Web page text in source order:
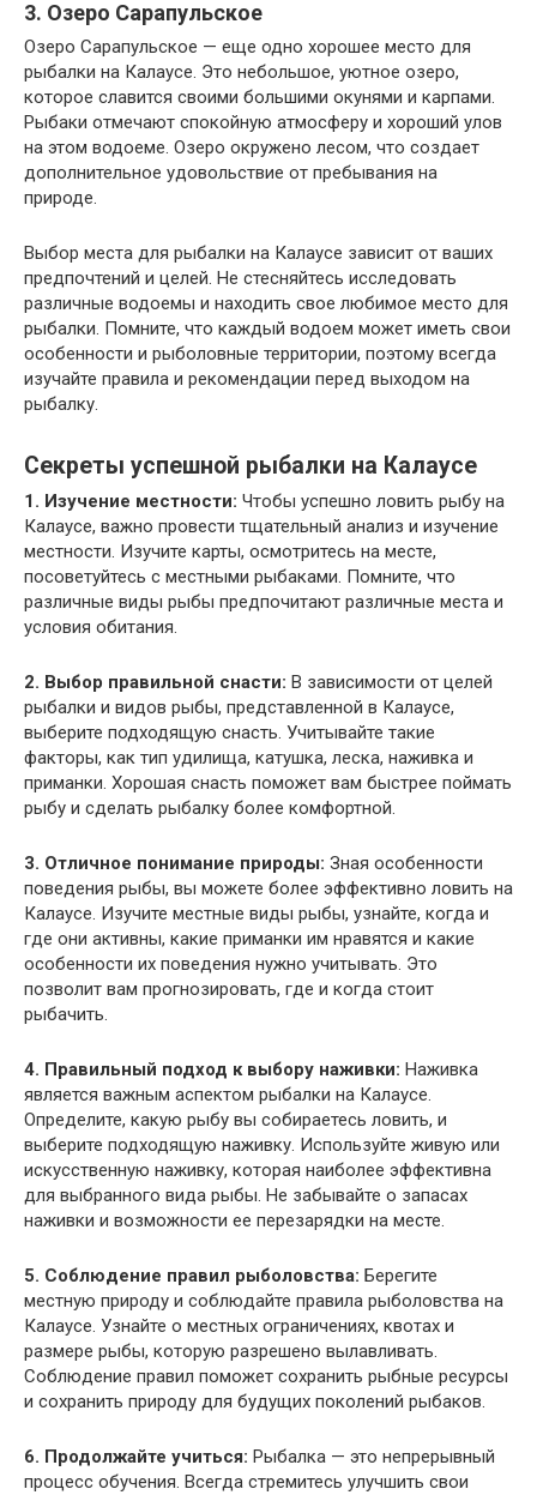
3. Озеро Сарапульское
Озеро Сарапульское — еще одно хорошее место для
рыбалки на Калаусе. Это небольшое, уютное озеро,
которое славится своими большими окунями и карпами.
Рыбаки отмечают спокойную атмосферу и хороший улов
на этом водоеме. Озеро окружено лесом, что создает
дополнительное удовольствие от пребывания на
природе.
Выбор места для рыбалки на Калаусе зависит от ваших
предпочтений и целей. Не стесняйтесь исследовать
различные водоемы и находить свое любимое место для
рыбалки. Помните, что каждый водоем может иметь свои
особенности и рыболовные территории, поэтому всегда
изучайте правила и рекомендации перед выходом на
рыбалку.
Секреты успешной рыбалки на Калаусе
1. Изучение местности: Чтобы успешно ловить рыбу на
Калаусе, важно провести тщательный анализ и изучение
местности. Изучите карты, осмотритесь на месте,
посоветуйтесь с местными рыбаками. Помните, что
различные виды рыбы предпочитают различные места и
условия обитания.
2. Выбор правильной снасти: В зависимости от целей
рыбалки и видов рыбы, представленной в Калаусе,
выберите подходящую снасть. Учитывайте такие
факторы, как тип удилища, катушка, леска, наживка и
приманки. Хорошая снасть поможет вам быстрее поймать
рыбу и сделать рыбалку более комфортной.
3. Отличное понимание природы: Зная особенности
поведения рыбы, вы можете более эффективно ловить на
Калаусе. Изучите местные виды рыбы, узнайте, когда и
где они активны, какие приманки им нравятся и какие
особенности их поведения нужно учитывать. Это
позволит вам прогнозировать, где и когда стоит
рыбачить.
4. Правильный подход к выбору наживки: Наживка
является важным аспектом рыбалки на Калаусе.
Определите, какую рыбу вы собираетесь ловить, и
выберите подходящую наживку. Используйте живую или
искусственную наживку, которая наиболее эффективна
для выбранного вида рыбы. Не забывайте о запасах
наживки и возможности ее перезарядки на месте.
5. Соблюдение правил рыболовства: Берегите
местную природу и соблюдайте правила рыболовства на
Калаусе. Узнайте о местных ограничениях, квотах и
размере рыбы, которую разрешено вылавливать.
Соблюдение правил поможет сохранить рыбные ресурсы
и сохранить природу для будущих поколений рыбаков.
6. Продолжайте учиться: Рыбалка — это непрерывный
процесс обучения. Всегда стремитесь улучшить свои